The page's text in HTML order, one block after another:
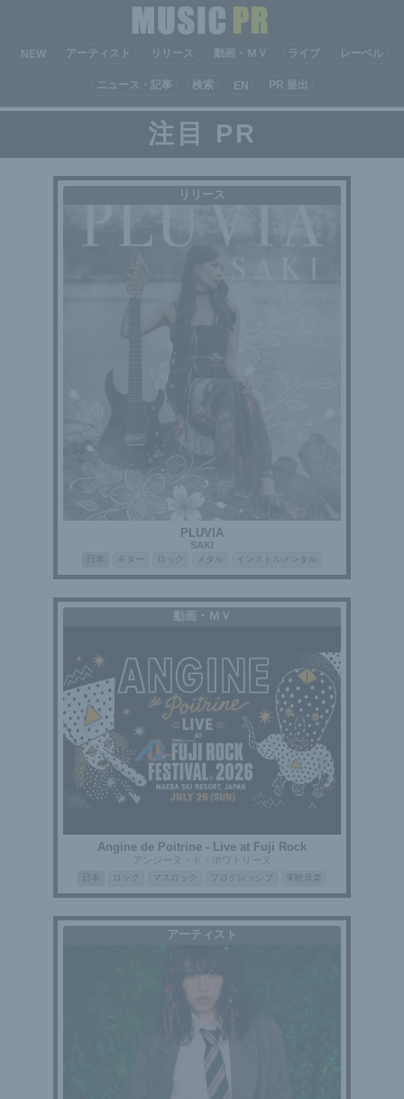
NEW アーティスト リリース 動画・ＭＶ ライブ レーベル
ニュース・記事 検索 EN PR 提出
注目 PR
リリース
PLUVIA
SAKI
ギター ロック メタル インストルメンタル
動画・ＭＶ
Angine de Poitrine - Live at Fuji Rock
アンジーヌ・ド・ポワトリーヌ
ロック マスロック プログレッシブ 実験音楽
アーティスト